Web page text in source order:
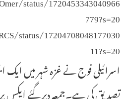
779?s=20
status/17204708048177030
11?s=20
اسرائیلی فوج نے غزہ شہر میں ایک
تصدیق کی ہے۔جمعہ دیر گئے ایکس